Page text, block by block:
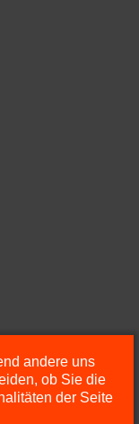
andere uns
ob Sie die
der Seite